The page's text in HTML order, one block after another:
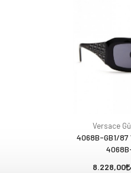
Versace
4068B-GB1/87
8.228,00